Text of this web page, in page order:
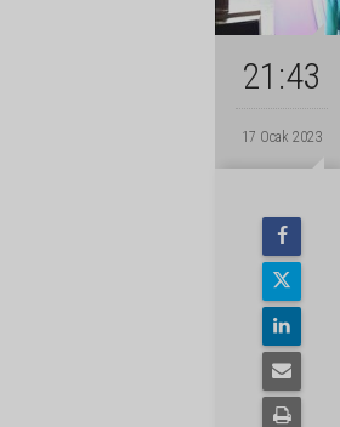
21:43
17 Ocak 2023